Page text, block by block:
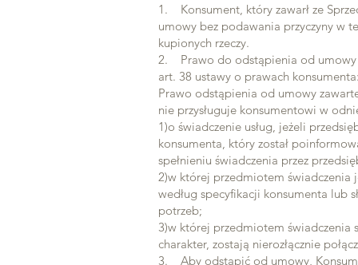
1. Konsument, który zawarł ze
umowy bez podawania przyczyny w
kupionych rzeczy.
2. Prawo do odstąpienia od umowy
art. 38 ustawy o prawach
Prawo odstąpienia od umowy
nie przysługuje konsumentowi w
1)o świadczenie usług, jeżeli
konsumenta, który został
spełnieniu świadczenia przez
2)w której przedmiotem świadczenia
według specyfikacji konsumenta lub
potrzeb;
3)w której przedmiotem świadczenia
charakter, zostają nierozłącznie
3. Aby odstąpić od umowy,